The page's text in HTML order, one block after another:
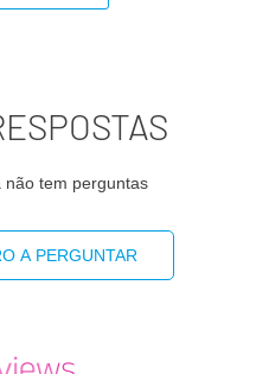
não tem perguntas
A PERGUNTAR